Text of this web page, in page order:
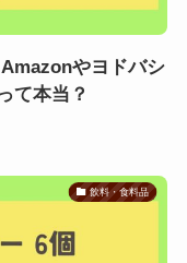
やヨドバシ
て本当？
飲料・食料品